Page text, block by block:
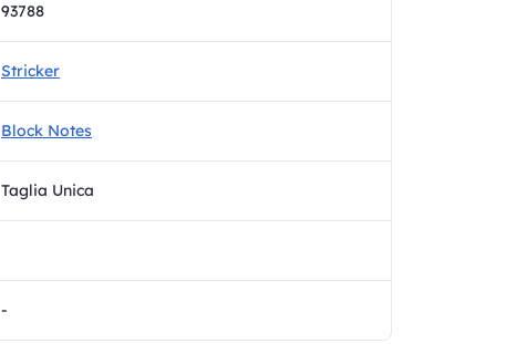
93788
Stricker
Block Notes
Taglia Unica
-